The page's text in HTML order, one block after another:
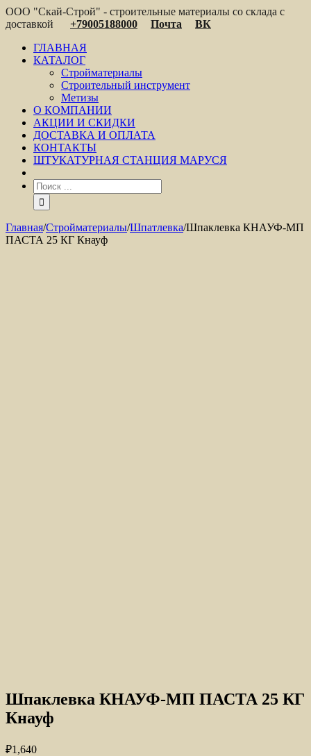
ООО "Скай-Строй" - строительные материалы со склада с
доставкой
+79005188000 Почта
ВК
ГЛАВНАЯ
КАТАЛОГ
Стройматериалы
Строительный инструмент
Метизы
О КОМПАНИИ
АКЦИИ И СКИДКИ
ДОСТАВКА И ОПЛАТА
КОНТАКТЫ
ШТУКАТУРНАЯ СТАНЦИЯ МАРУСЯ
Главная/Стройматериалы/Шпатлевка/Шпаклевка КНАУФ-МП
ПАСТА 25 КГ Кнауф
Шпаклевка КНАУФ-МП ПАСТА 25 КГ
Кнауф
₽1,640